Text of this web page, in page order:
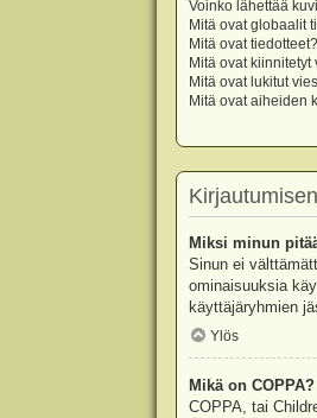
Voinko lähettää
Mitä ovat globaalit
Mitä ovat tiedotteet?
Mitä ovat kiinnitetyt
Mitä ovat lukitut
Mitä ovat aiheiden
Miksi minun
Sinun ei
ominaisuuksia
käyttäjäryhmien
Ylös
Mikä on COPPA?
COPPA, tai